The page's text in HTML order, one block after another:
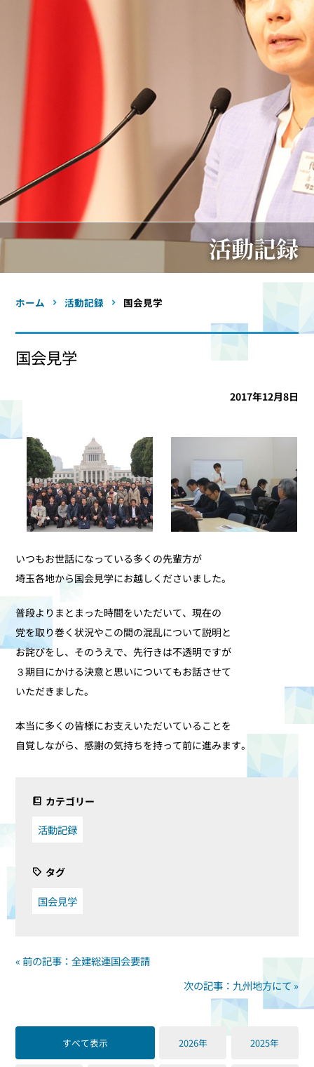
活動記録
ホーム 活動記録 国会見学
国会見学
2017年12月8日
いつもお世話になっている多くの先輩方が
埼玉各地から国会見学にお越しくださいました。
普段よりまとまった時間をいただいて、現在の
党を取り巻く状況やこの間の混乱について説明と
お詫びをし、そのうえで、先行きは不透明ですが
３期目にかける決意と思いについてもお話させて
いただきました。
本当に多くの皆様にお支えいただいていることを
自覚しながら、感謝の気持ちを持って前に進みます。
カテゴリー
活動記録
タグ
国会見学
« 前の記事：全建総連国会要請
次の記事：九州地方にて »
すべて表示 2026年 2025年